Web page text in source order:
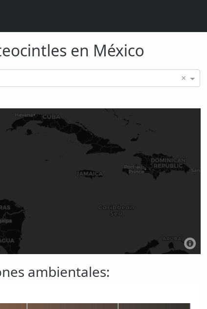
en México
×
ambientales: